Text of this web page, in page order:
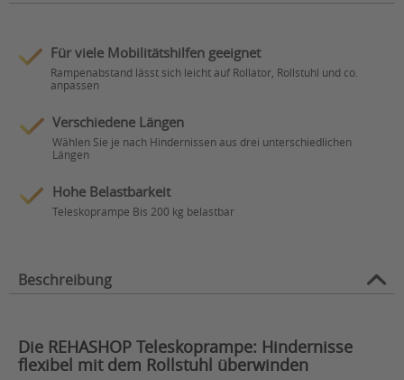
Für viele Mobilitätshilfen geeignet
Rampenabstand lässt sich leicht auf Rollator, Rollstuhl und co.
anpassen
Verschiedene Längen
Wählen Sie je nach Hindernissen aus drei unterschiedlichen
Längen
Hohe Belastbarkeit
Teleskoprampe Bis 200 kg belastbar
Beschreibung
Die REHASHOP Teleskoprampe: Hindernisse
flexibel mit dem Rollstuhl überwinden